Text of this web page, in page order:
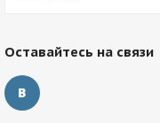
Оставайтесь на связи